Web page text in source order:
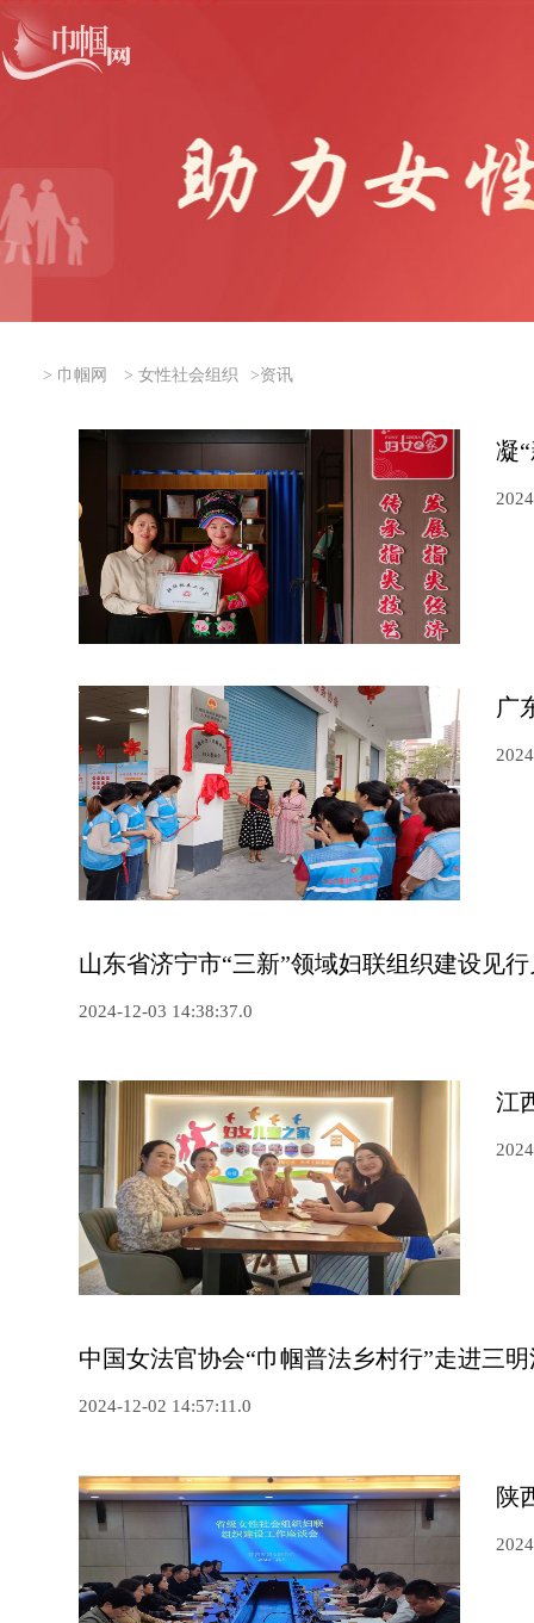
> 巾帼网 > 女性社会组织 >资讯
凝
广
山东省济宁市“三新”领域妇联组织建设见
2024-12-03 14:38:37.0
江
中国女法官协会“巾帼普法乡村行”走进三
2024-12-02 14:57:11.0
陕